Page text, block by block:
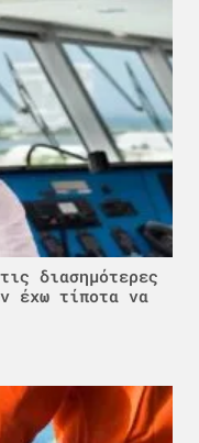
διασημότερες
έχω τίποτα να